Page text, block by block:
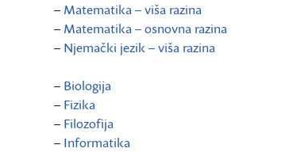
– Matematika – viša razina
– Matematika – osnovna razina
– Njemački jezik – viša razina
– Biologija
– Fizika
– Filozofija
– Informatika